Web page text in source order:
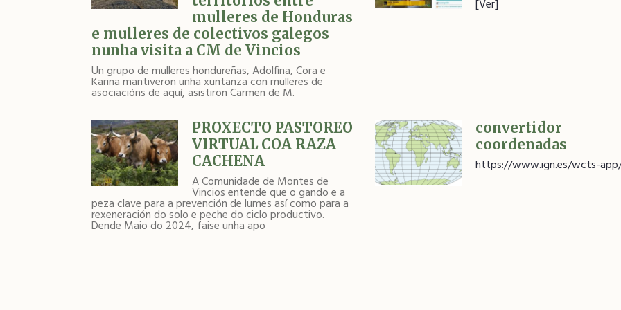
mulleres de Honduras
e mulleres de colectivos galegos
nunha visita a CM de Vincios
Un grupo de mulleres hondureñas, Adolfina, Cora e
Karina mantiveron unha xuntanza con mulleres de
asociacións de aquí, asistiron Carmen de M.
[Ver]
PROXECTO PASTOREO
VIRTUAL COA RAZA
CACHENA
A Comunidade de Montes de
Vincios entende que o gando e a
peza clave para a prevención de lumes así como para a
rexeneración do solo e peche do ciclo productivo.
Dende Maio do 2024, faise unha apo
convertidor
coordenadas
https://www.ign.es/wcts-